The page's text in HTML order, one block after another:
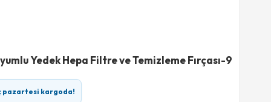
Yedek Hepa Filtre ve Temizleme Fırçası-9
pazartesi kargoda!